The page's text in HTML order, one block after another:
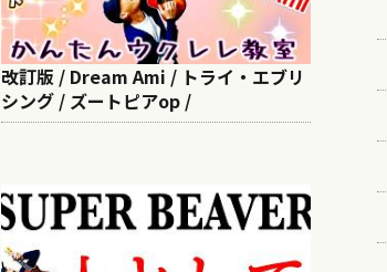
改訂版 / Dream Ami / トライ・エブリ
シング / ズートピアop /